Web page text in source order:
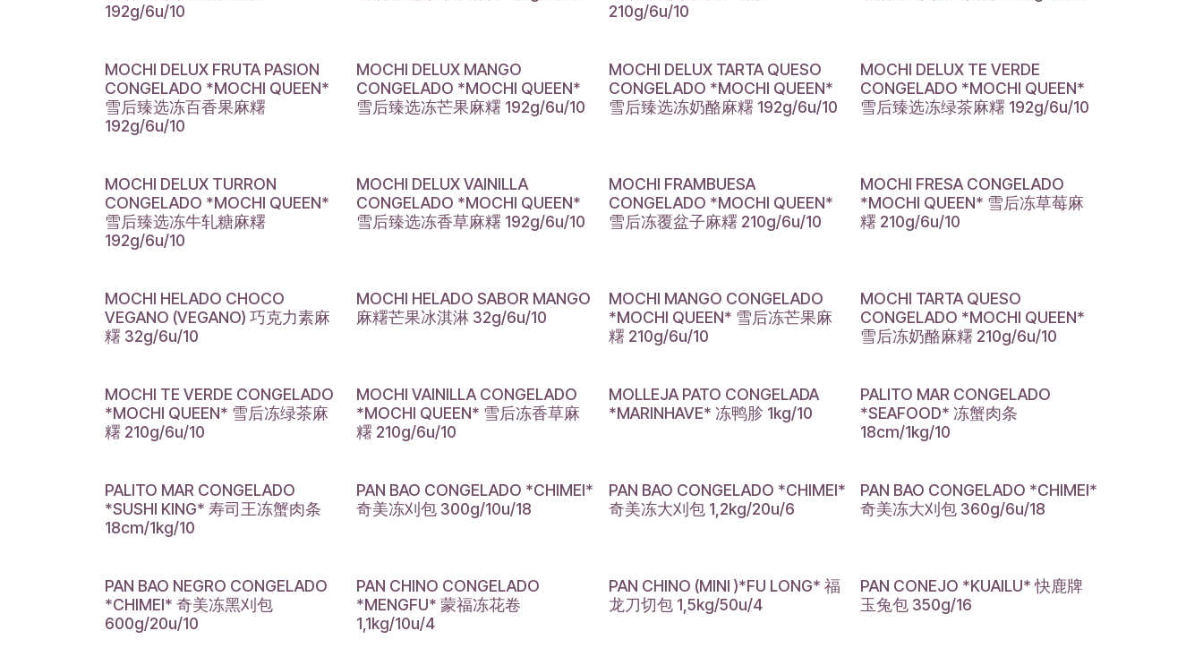
192g/6u/10
210g/6u/10
MOCHI DELUX FRUTA PASION
CONGELADO *MOCHI QUEEN*
雪后臻选冻百香果麻糬
192g/6u/10
MOCHI DELUX MANGO
CONGELADO *MOCHI QUEEN*
雪后臻选冻芒果麻糬 192g/6u/10
MOCHI DELUX TARTA QUESO
CONGELADO *MOCHI QUEEN*
雪后臻选冻奶酪麻糬 192g/6u/10
MOCHI DELUX TE VERDE
CONGELADO *MOCHI QUEEN*
雪后臻选冻绿茶麻糬 192g/6u/10
MOCHI DELUX TURRON
CONGELADO *MOCHI QUEEN*
雪后臻选冻牛轧糖麻糬
192g/6u/10
MOCHI DELUX VAINILLA
CONGELADO *MOCHI QUEEN*
雪后臻选冻香草麻糬 192g/6u/10
MOCHI FRAMBUESA
CONGELADO *MOCHI QUEEN*
雪后冻覆盆子麻糬 210g/6u/10
MOCHI FRESA CONGELADO
*MOCHI QUEEN* 雪后冻草莓麻
糬 210g/6u/10
MOCHI HELADO CHOCO
VEGANO (VEGANO) 巧克力素麻
糬 32g/6u/10
MOCHI HELADO SABOR MANGO
麻糬芒果冰淇淋 32g/6u/10
MOCHI MANGO CONGELADO
*MOCHI QUEEN* 雪后冻芒果麻
糬 210g/6u/10
MOCHI TARTA QUESO
CONGELADO *MOCHI QUEEN*
雪后冻奶酪麻糬 210g/6u/10
MOCHI TE VERDE CONGELADO
*MOCHI QUEEN* 雪后冻绿茶麻
糬 210g/6u/10
MOCHI VAINILLA CONGELADO
*MOCHI QUEEN* 雪后冻香草麻
糬 210g/6u/10
MOLLEJA PATO CONGELADA
*MARINHAVE* 冻鸭胗 1kg/10
PALITO MAR CONGELADO
*SEAFOOD* 冻蟹肉条
18cm/1kg/10
PALITO MAR CONGELADO
*SUSHI KING* 寿司王冻蟹肉条
18cm/1kg/10
PAN BAO CONGELADO *CHIMEI*
奇美冻刈包 300g/10u/18
PAN BAO CONGELADO *CHIMEI*
奇美冻大刈包 1,2kg/20u/6
PAN BAO CONGELADO *CHIMEI*
奇美冻大刈包 360g/6u/18
PAN BAO NEGRO CONGELADO
*CHIMEI* 奇美冻黑刈包
600g/20u/10
PAN CHINO CONGELADO
*MENGFU* 蒙福冻花卷
1,1kg/10u/4
PAN CHINO (MINI )*FU LONG* 福
龙刀切包 1,5kg/50u/4
PAN CONEJO *KUAILU* 快鹿牌
玉兔包 350g/16